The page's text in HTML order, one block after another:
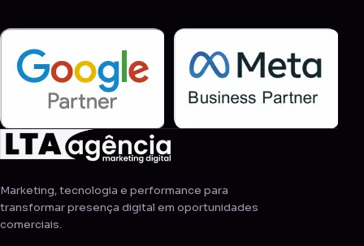
Marketing, tecnologia e performance para
transformar presença digital em oportunidades
comerciais.